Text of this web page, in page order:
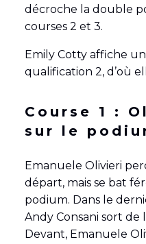
décroche la double
courses 2 et 3.
Emily Cotty affiche
qualification 2, d’où
Course 1 :
sur le
Emanuele Olivieri
départ, mais se bat
podium. Dans le
Andy Consani sort de
Devant, Emanuele